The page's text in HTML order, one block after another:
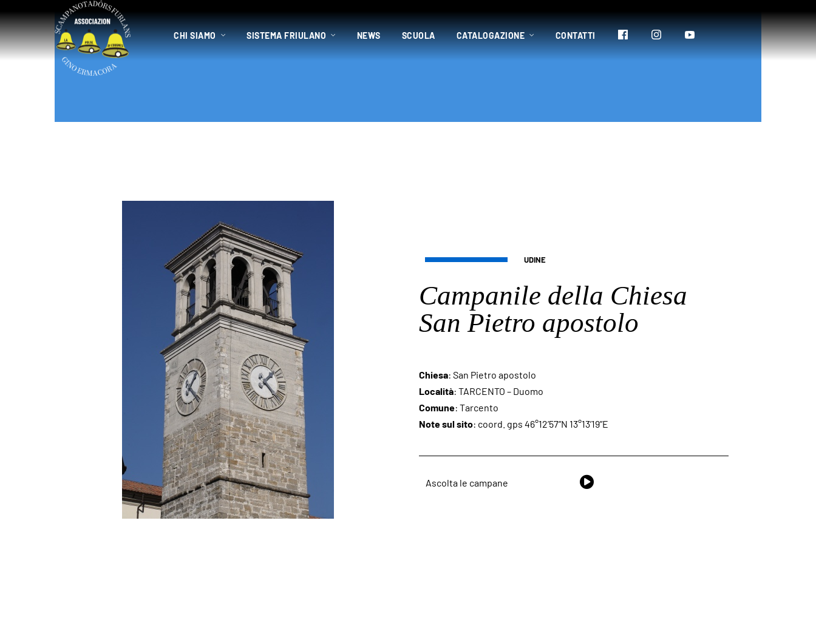
CHI SIAMO SISTEMA FRIULANO NEWS SCUOLA CATALOGAZIONE CONTATTI
UDINE
Campanile della Chiesa
San Pietro apostolo
Chiesa: San Pietro apostolo
Località: TARCENTO – Duomo
Comune: Tarcento
Note sul sito: coord. gps 46°12’57”N 13°13’19”E
Ascolta le campane